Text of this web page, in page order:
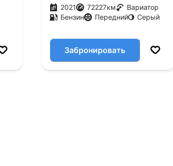
2021 72227км
Вариатор
Бензин
Передний Серый
Забронировать